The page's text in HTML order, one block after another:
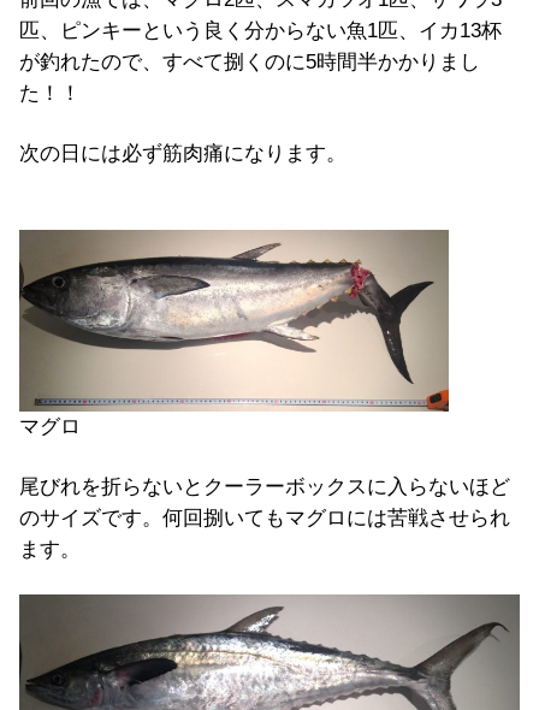
匹、ピンキーという良く分からない魚1匹、イカ13杯
が釣れたので、すべて捌くのに5時間半かかりまし
た！！
次の日には必ず筋肉痛になります。
マグロ
尾びれを折らないとクーラーボックスに入らないほど
のサイズです。何回捌いてもマグロには苦戦させられ
ます。